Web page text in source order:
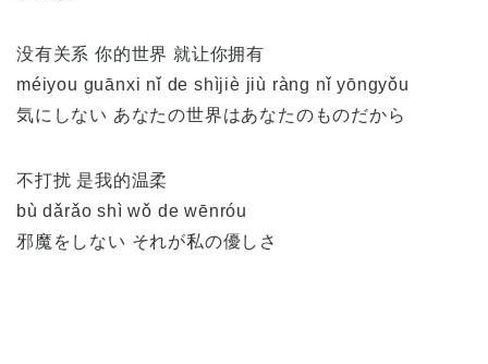
没有关系 你的世界 就让你拥有
méiyou guānxi nǐ de shìjiè jiù ràng nǐ yōngyǒu
気にしない あなたの世界はあなたのものだから
不打扰 是我的温柔
bù dǎrǎo shì wǒ de wēnróu
邪魔をしない それが私の優しさ